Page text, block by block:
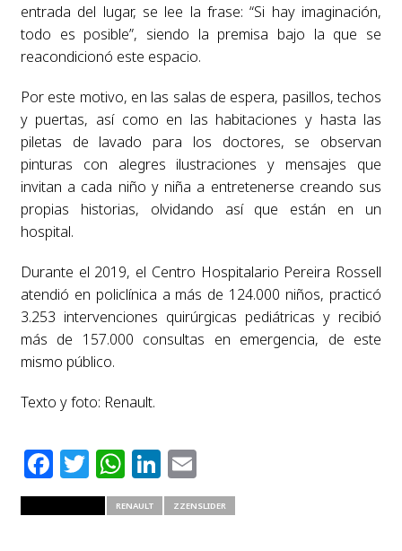
entrada del lugar, se lee la frase: “Si hay imaginación,
todo es posible”, siendo la premisa bajo la que se
reacondicionó este espacio.
Por este motivo, en las salas de espera, pasillos, techos
y puertas, así como en las habitaciones y hasta las
piletas de lavado para los doctores, se observan
pinturas con alegres ilustraciones y mensajes que
invitan a cada niño y niña a entretenerse creando sus
propias historias, olvidando así que están en un
hospital.
Durante el 2019, el Centro Hospitalario Pereira Rossell
atendió en policlínica a más de 124.000 niños, practicó
3.253 intervenciones quirúrgicas pediátricas y recibió
más de 157.000 consultas en emergencia, de este
mismo público.
Texto y foto: Renault.
Facebook
Twitter
WhatsApp
LinkedIn
Email
RENAULT ZZENSLIDER